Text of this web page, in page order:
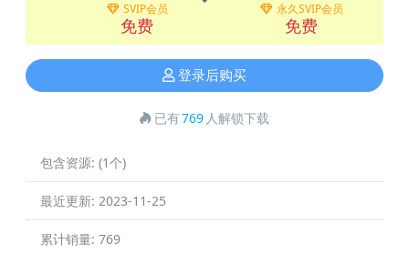
SVIP会员
免费
永久SVIP会员
免费
登录后购买
已有769 人解锁下载
包含资源: (1个)
最近更新: 2023-11-25
累计销量: 769